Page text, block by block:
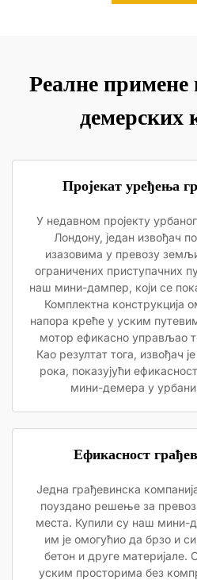
Реалне
демерских
Пројекат уређења
У недавном пројекту
Лондону, један извођач
изазовима у превозу
ограничених приступачних
наш мини-дампер, који се
Комплектна конструкција
напора креће у уским
мотор ефикасно управљао
Као резултат тога, извођач
рока, показујући
мини-демера у
Ефикасност
Једна грађевинска
поуздано решење за превоз
места. Купили су наш мини-
им је омогућио да брзо и
бетон и друге материјале.
уским просторима без